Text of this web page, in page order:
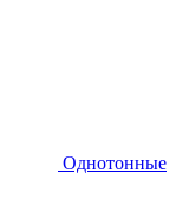
Однотонные